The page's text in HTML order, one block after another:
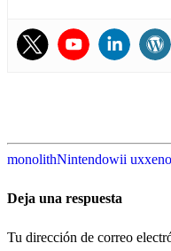
monolithNintendowii ux
Deja una respuesta
Tu dirección de correo